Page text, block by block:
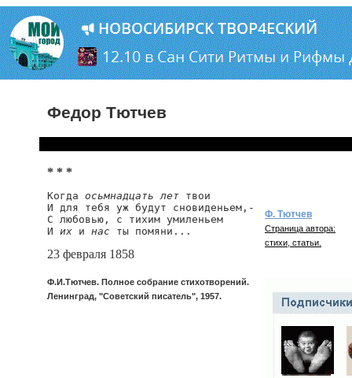
Федор Тютчев
* * *
Когда осьмнадцать лет твои
И для тебя уж будут сновиденьем,-
С любовью, с тихим умиленьем
И их и нас ты помяни...
23 февраля 1858
Ф.И.Тютчев. Полное собрание стихотворений.
Ленинград, "Советский писатель", 1957.
Ф. Тютчев
Страница автора:
стихи, статьи.